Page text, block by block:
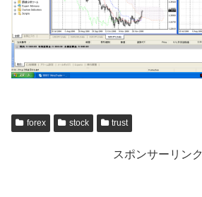
forex stock trust
スポンサーリンク